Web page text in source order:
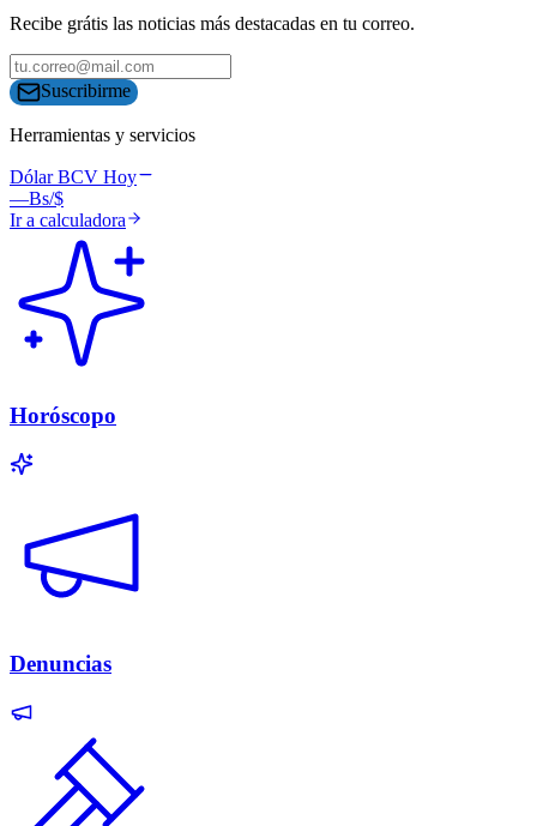
Recibe grátis las noticias más destacadas en tu correo.
Suscribirme
Herramientas y servicios
Dólar BCV Hoy
—Bs/$
Ir a calculadora
Horóscopo
Denuncias